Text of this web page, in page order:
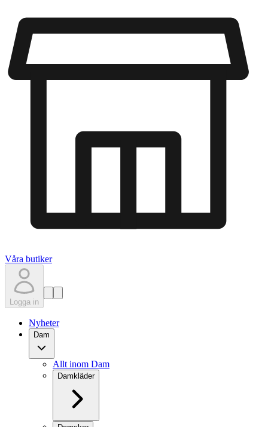
Våra butiker
Logga in
Nyheter
Dam
Allt inom Dam
Damkläder